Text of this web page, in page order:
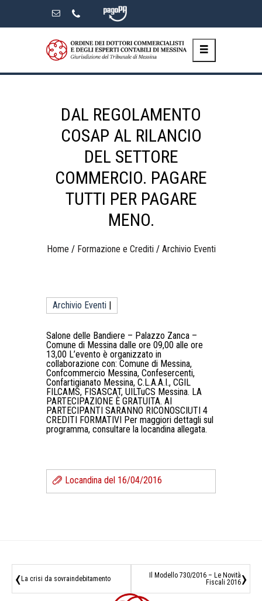
DAL REGOLAMENTO
COSAP AL RILANCIO
DEL SETTORE
COMMERCIO. PAGARE
TUTTI PER PAGARE
MENO.
Home / Formazione e Crediti / Archivio Eventi
Archivio Eventi
Salone delle Bandiere – Palazzo Zanca –
Comune di Messina dalle ore 09,00 alle ore
13,00 L’evento è organizzato in
collaborazione con: Comune di Messina,
Confcommercio Messina, Confesercenti,
Confartigianato Messina, C.L.A.A.I., CGIL
FILCAMS, FISASCAT, UILTuCS Messina. LA
PARTECIPAZIONE È GRATUITA. AI
PARTECIPANTI SARANNO RICONOSCIUTI 4
CREDITI FORMATIVI Per maggiori dettagli sul
programma, consultare la locandina allegata.
Locandina del 16/04/2016
‹ La crisi da sovraindebitamento
Il Modello 730/2016 – Le Novità
Fiscali 2016›